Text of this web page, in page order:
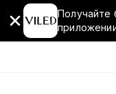
Получайте